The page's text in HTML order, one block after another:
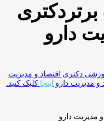
دارو
دکتری اقتصاد و مدیریت
مدیریت دارو اینجا کلیک کنید.